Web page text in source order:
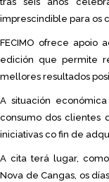
imprescindible para os
FECIMO ofrece apoio
edición que permite
mellores resultados
A situación
consumo dos clientes
iniciativas co fin de
A cita terá lugar,
Nova de Cangas, os